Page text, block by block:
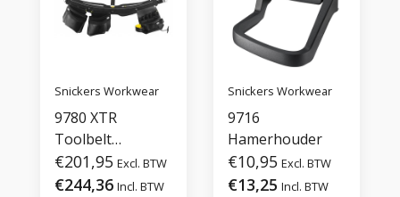
Snickers Workwear
9780 XTR
Toolbelt
Elektriciëns
€201,95 Excl. BTW
€244,36 Incl. BTW
Snickers Workwear
9716
Hamerhouder
€10,95 Excl. BTW
€13,25 Incl. BTW